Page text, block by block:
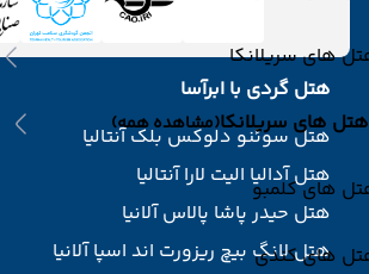
های سریلانکا
هتل های سریلانکا(مشاهده همه)
های کلمبو
های کندی
هتل گردی با ابرآسا
هتل سوئنو دلوکس بلک آنتالیا
هتل آدالیا الیت لارا آنتالیا
هتل حیدر پاشا پالاس آلانیا
هتل لانگ بیچ ریزورت اند اسپا آلانیا